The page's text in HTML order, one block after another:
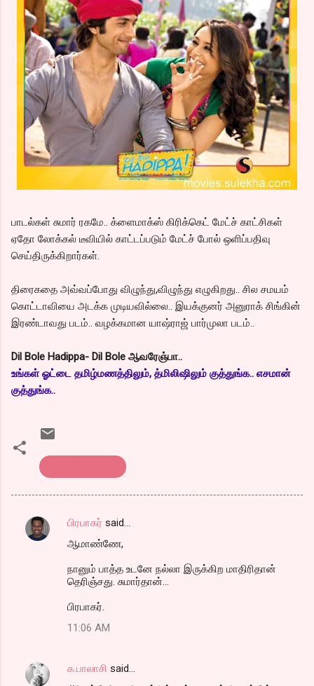
பாடல்கள் சுமார் ரகமே.. க்ளைமாக்ஸ் கிரிக்கெட் மேட்ச் காட்சிகள்
ஏதோ லோக்கல் டீவியில் காட்டப்படும் மேட்ச் போல் ஒளிப்பதிவு
செய்திருக்கிறார்கள்.
திரைகதை அவ்வப்போது விழுந்து,விழுந்து எழுகிறது.. சில சமயம்
கொட்டாவியை அடக்க முடியவில்லை.. இயக்குனர் அனுராக் சிங்கின்
இரண்டாவது படம்.. வழக்கமான யாஷ்ராஜ் பார்முலா படம்..
Dil Bole Hadippa- Dil Bole ஆவரேஞ்பா..
உங்கள் ஓட்டை தமிழ்மணத்திலும், த்மிலிஷிலும் குத்துங்க.. எசமான்
குத்துங்க..
C
s
பிரபாகர் said…
ஆமாண்ணே,
நானும் பாத்த உடனே நல்லா இருக்கிற மாதிரிதான்
தெரிஞ்சது. சுமார்தான்...
பிரபாகர்.
11:06 AM
க.பாலாசி said…